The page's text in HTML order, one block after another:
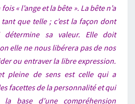
« l’ange et la bête ». La bête n’a
que telle ; c’est la façon dont
détermine sa valeur. Elle doit
elle ne nous libérera pas de nos
ou entraver la libre expression.
pleine de sens est celle qui a
facettes de la personnalité et qui
la base d’une compréhension